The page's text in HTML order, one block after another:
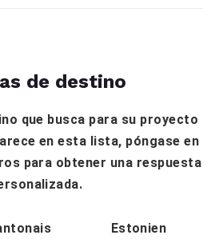
de destino
que busca para su proyecto
en esta lista, póngase en
para obtener una respuesta
Estonien